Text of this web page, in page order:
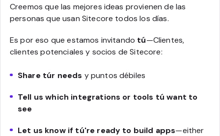
Creemos que las mejores ideas provienen de las
personas que usan Sitecore todos los días.
Es por eso que estamos invitando tú—Clientes,
clientes potenciales y socios de Sitecore:
Share túr needs y puntos débiles
Tell us which integrations or tools tú want to
see
Let us know if tú're ready to build apps—either